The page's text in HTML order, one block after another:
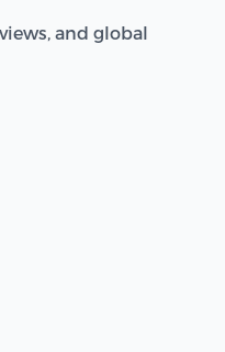
and global